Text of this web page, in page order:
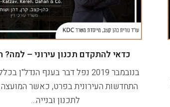
כדאי להתקדם תכנון עירוני –
בנובמבר 2019 נפל דבר בענף הנדל"ן
התחדשות העירונית בפרט, כאשר
לתכנון ובנייה…